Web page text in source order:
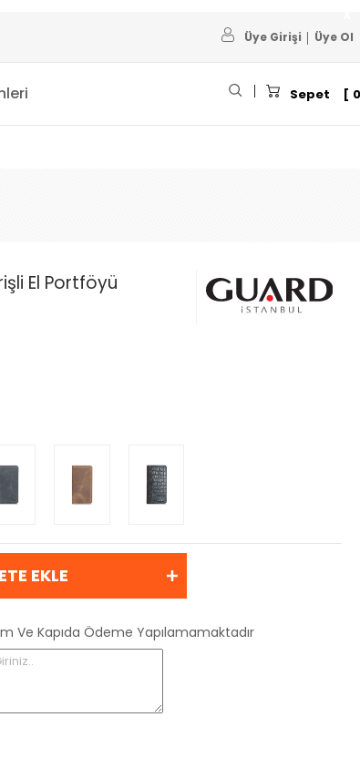
Üye Girişi Üye Ol
Sepet 0
El Portföyü
EKLE
Ve Kapıda Ödeme Yapılamamaktadır